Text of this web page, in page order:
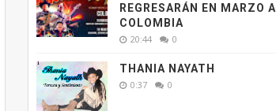
REGRESARÁN EN MARZO A
COLOMBIA
20:44 0
THANIA NAYATH
0:37 0